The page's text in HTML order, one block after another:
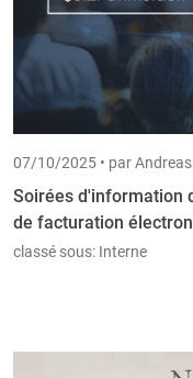
07/10/2025 • par
Soirées d'information
de facturation
classé sous: Interne